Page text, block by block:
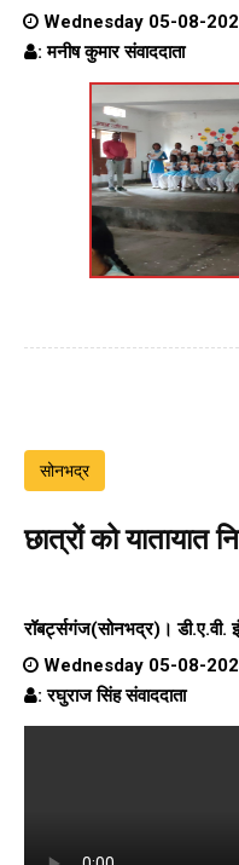
Wednesday 05-08-
: मनीष कुमार संवाददाता
सोनभद्र
छात्रों को यातायात
रॉबर्ट्सगंज(सोनभद्र)।
Wednesday 05-08-
: रघुराज सिंह संवाददाता